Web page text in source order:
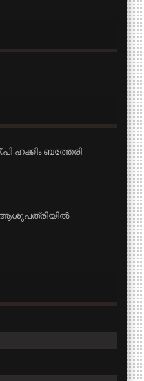
ഹക്കിം ബത്തേരി